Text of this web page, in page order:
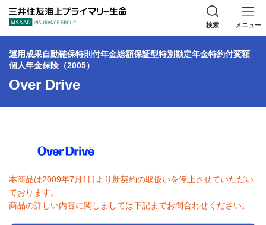
三井住友海上プ
検索 メニュー
運用成果自動確保特則付年金総額保証型特別勘定年金特約付変額
個人年金保険（2005）
Over Drive
本商品は2009年7月1日より新契約の取扱いを停止させていただい
ております。
商品の詳しい内容に関しましては下記までお問合わせください。